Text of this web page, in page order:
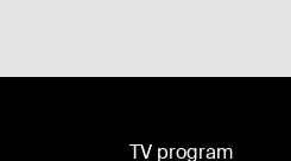
TV program